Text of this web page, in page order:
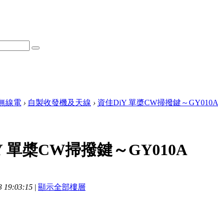
線電 › 自製收發機及天線 › 資佳DiY 單槳CW掃撥鍵～GY010A
單槳CW掃撥鍵～GY010A
19:03:15 | 顯示全部樓層